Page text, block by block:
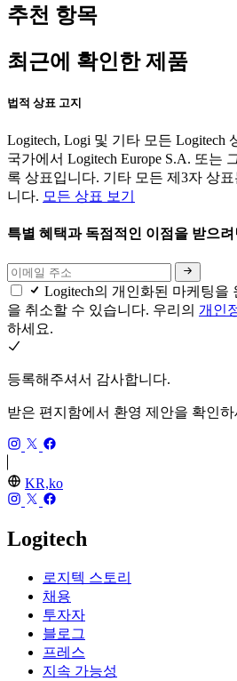
추천 항목
최근에 확인한 제품
법적 상표 고지
Logitech, Logi 및 기타 모든 Logitech
국가에서 Logitech Europe S.A. 또는
록 상표입니다. 기타 모든 제3자 상
니다. 모든 상표 보기
특별 혜택과 독점적인 이점을 받으
Logitech의 개인화된 마케팅을
을 취소할 수 있습니다. 우리의 개인
하세요.
등록해주셔서 감사합니다.
받은 편지함에서 환영 제안을 확인하
KR,ko
Logitech
로지텍 스토리
채용
투자자
블로그
프레스
지속 가능성